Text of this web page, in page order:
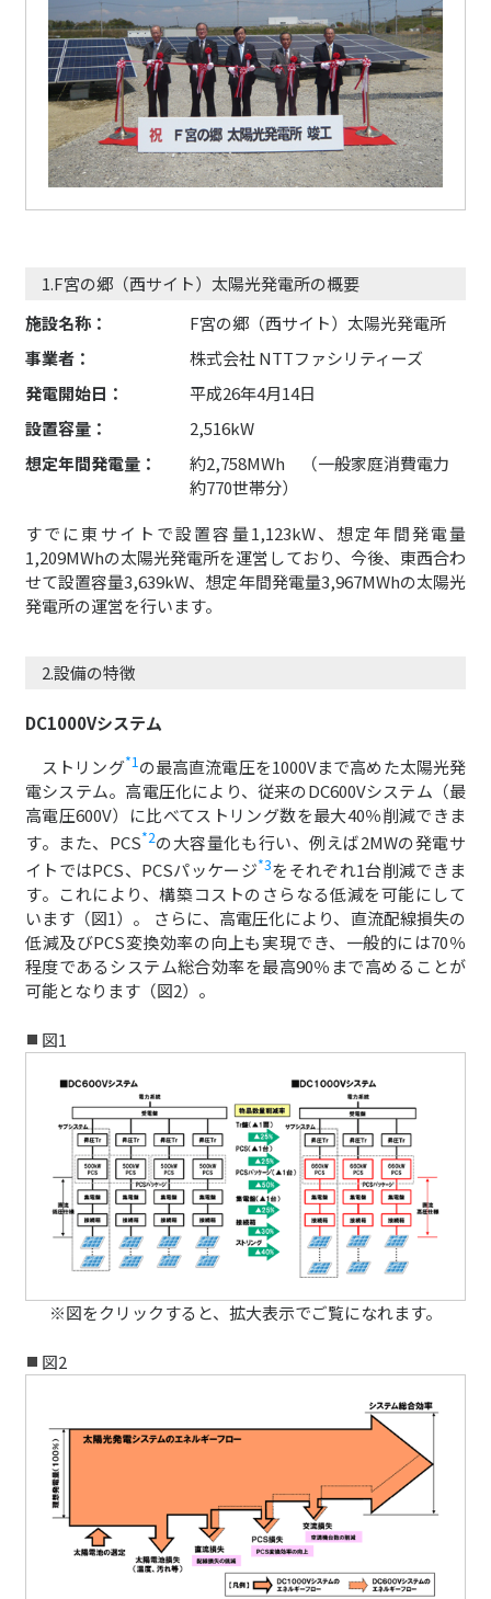
1.F宮の郷（西サイト）太陽光発電所の概要
施設名称：
F宮の郷（西サイト）太陽光発電所
事業者：
株式会社 NTTファシリティーズ
発電開始日：
平成26年4月14日
設置容量：
2,516kW
想定年間発電量：
約2,758MWh （一般家庭消費電力
約770世帯分）
すでに東サイトで設置容量1,123kW、想定年間発電量
1,209MWhの太陽光発電所を運営しており、今後、東西合わ
せて設置容量3,639kW、想定年間発電量3,967MWhの太陽光
発電所の運営を行います。
2.設備の特徴
DC1000Vシステム
ストリング*1の最高直流電圧を1000Vまで高めた太陽光発
電システム。高電圧化により、従来のDC600Vシステム（最
高電圧600V）に比べてストリング数を最大40％削減できま
す。また、PCS*2の大容量化も行い、例えば2MWの発電サ
イトではPCS、PCSパッケージ*3をそれぞれ1台削減できま
す。これにより、構築コストのさらなる低減を可能にして
います（図1）。 さらに、高電圧化により、直流配線損失の
低減及びPCS変換効率の向上も実現でき、一般的には70％
程度であるシステム総合効率を最高90％まで高めることが
可能となります（図2）。
図1
※図をクリックすると、拡大表示でご覧になれます。
図2